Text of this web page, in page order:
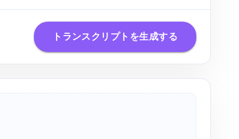
トランスクリプトを生成する